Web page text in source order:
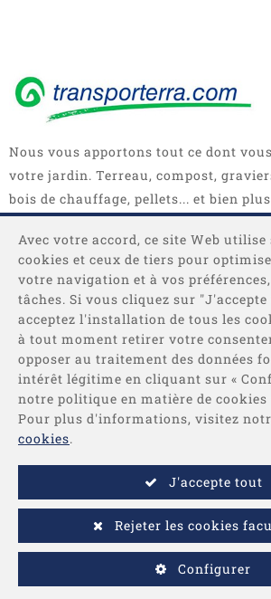
Nous vous apportons tout ce dont
votre jardin. Terreau, compost,
bois de chauffage, pellets... et bien
en sacs, big bag ou camions complets.
Catégories
Information
Avec votre accord, ce site Web utilise
cookies et ceux de tiers pour
votre navigation et à vos
tâches. Si vous cliquez sur
acceptez l'installation de tous les
à tout moment retirer votre
opposer au traitement des données
intérêt légitime en cliquant sur «
notre politique en matière de cookies
Pour plus d'informations, visitez
cookies.
J'accepte tout
Rejeter les cookies
Configurer
© 2026 - Développé parComertis-
Politique de confidentialité/